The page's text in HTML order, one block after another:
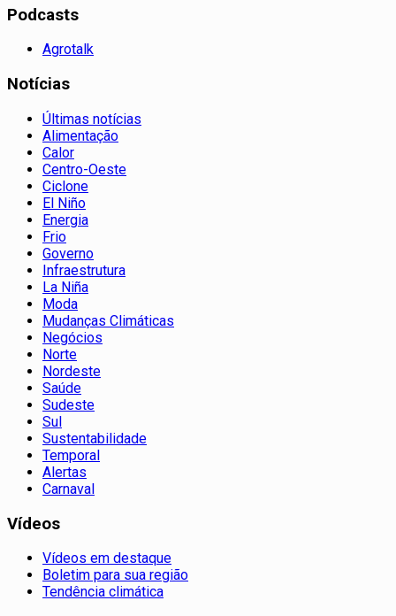
Podcasts
Agrotalk
Notícias
Últimas notícias
Alimentação
Calor
Centro-Oeste
Ciclone
El Niño
Energia
Frio
Governo
Infraestrutura
La Niña
Moda
Mudanças Climáticas
Negócios
Norte
Nordeste
Saúde
Sudeste
Sul
Sustentabilidade
Temporal
Alertas
Carnaval
Vídeos
Vídeos em destaque
Boletim para sua região
Tendência climática